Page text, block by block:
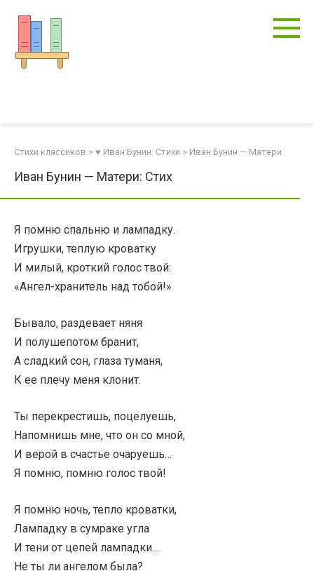
контенту
Стихи классиков > ♥ Иван Бунин: Стихи > Иван Бунин — Матери
Иван Бунин — Матери: Стих
Я помню спальню и лампадку.
Игрушки, теплую кроватку
И милый, кроткий голос твой:
«Ангел-хранитель над тобой!»
Бывало, раздевает няня
И полушепотом бранит,
А сладкий сон, глаза туманя,
К ее плечу меня клонит.
Ты перекрестишь, поцелуешь,
Напомнишь мне, что он со мной,
И верой в счастье очаруешь…
Я помню, помню голос твой!
Я помню ночь, тепло кроватки,
Лампадку в сумраке угла
И тени от цепей лампадки…
Не ты ли ангелом была?